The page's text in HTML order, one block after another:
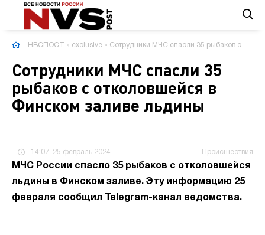
НВСПОСТ » exclusive » Сотрудники МЧС спасли 35 рыбаков с отколовшейся в Финском заливе льдины
Сотрудники МЧС спасли 35
рыбаков с отколовшейся в
Финском заливе льдины
14:07, 25 февраль 2024 Происшествия
МЧС России спасло 35 рыбаков с отколовшейся
льдины в Финском заливе. Эту информацию 25
февраля сообщил Telegram-канал ведомства.